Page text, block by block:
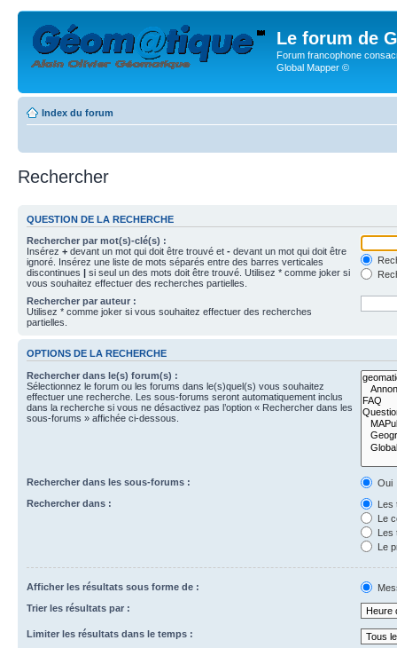
Le forum de
Forum francophone
Global Mapper ©
Index du forum
Rechercher
QUESTION DE LA RECHERCHE
Rechercher par mot(s)-clé(s) :
Insérez + devant un mot qui doit être trouvé et - devant un mot qui doit être
ignoré. Insérez une liste de mots séparés entre des barres verticales
discontinues | si seul un des mots doit être trouvé. Utilisez * comme joker si
vous souhaitez effectuer des recherches partielles.
Rechercher par auteur :
Utilisez * comme joker si vous souhaitez effectuer des recherches
partielles.
OPTIONS DE LA RECHERCHE
Rechercher dans le(s) forum(s) :
Sélectionnez le forum ou les forums dans le(s)quel(s) vous souhaitez
effectuer une recherche. Les sous-forums seront automatiquement inclus
dans la recherche si vous ne désactivez pas l’option « Rechercher dans les
sous-forums » affichée ci-dessous.
Rechercher dans les sous-forums :
Oui
Rechercher dans :
Les
Le
Les
Le
Afficher les résultats sous forme de :
Trier les résultats par :
Limiter les résultats dans le temps :